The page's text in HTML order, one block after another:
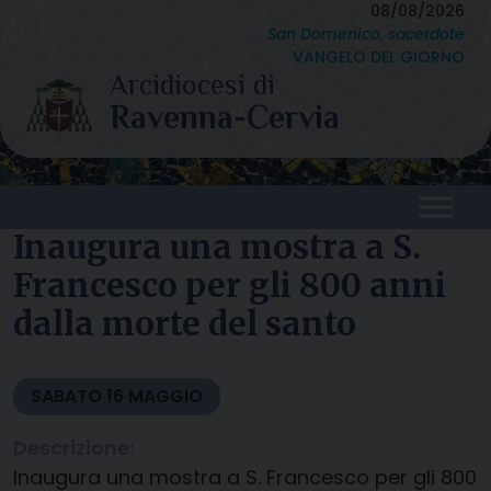
content
08/08/2026
San Domenico, sacerdote
VANGELO DEL GIORNO
Inaugura una mostra a S.
Francesco per gli 800 anni
dalla morte del santo
SABATO 16 MAGGIO
Inaugura una mostra a S. Francesco per gli 800